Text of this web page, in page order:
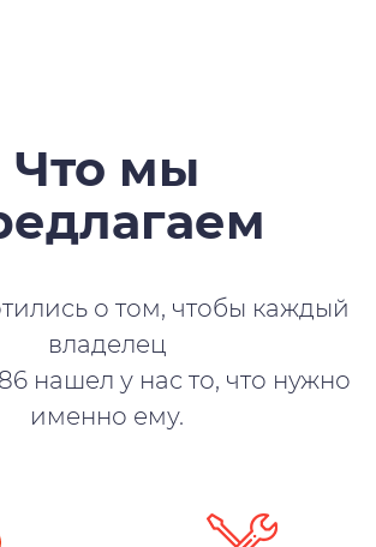
Что мы
о том, чтобы каждый
владелец
нашел у нас то, что нужно
именно ему.